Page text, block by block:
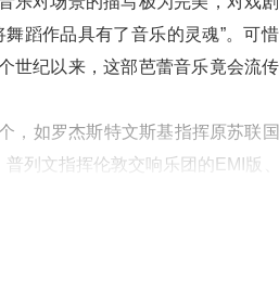
蹈作品具有了音乐的灵魂”。可
世纪以来，这部芭蕾音乐竟会流
如罗杰斯特文斯基指挥原苏联国
列文指挥伦敦交响乐团的EMI版